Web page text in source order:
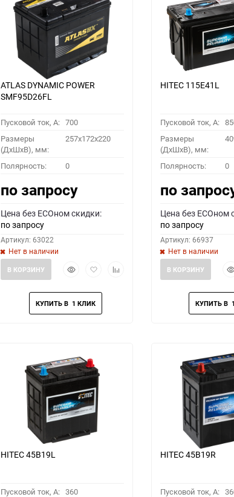
ATLAS DYNAMIC POWER
SMF95D26FL
Пусковой ток, A: 700
Размеры
(ДхШхВ), мм:
257x172x220
Полярность: 0
по запросу
Цена без ECOном скидки:
по запросу
Артикул: 63022
Нет в наличии
БыстрыйДобавить
избранное
Добавить
В КОРЗИНУ
HITEC 115E41L
Пусковой ток, A:
Размеры
(ДхШхВ), мм:
Полярность: 0
по
Цена без ECOном
по запросу
Артикул: 66937
Нет в наличии
В КОРЗИНУ
HITEC 45B19L
Пусковой ток, A: 360
HITEC 45B19R
Пусковой ток, A: